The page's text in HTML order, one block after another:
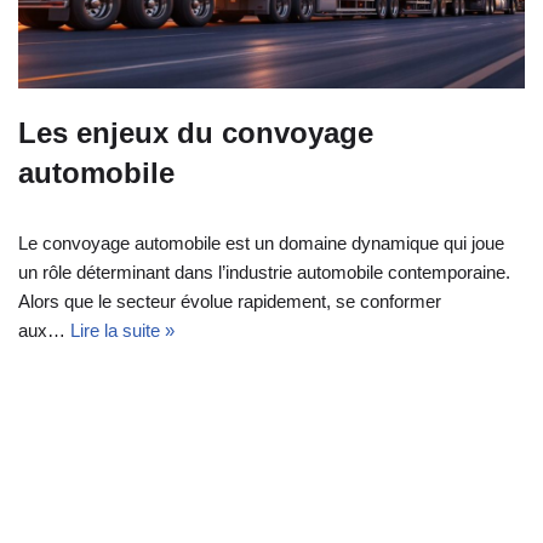
Les enjeux du convoyage
automobile
Le convoyage automobile est un domaine dynamique qui joue
un rôle déterminant dans l’industrie automobile contemporaine.
Alors que le secteur évolue rapidement, se conformer
aux… Lire la suite »